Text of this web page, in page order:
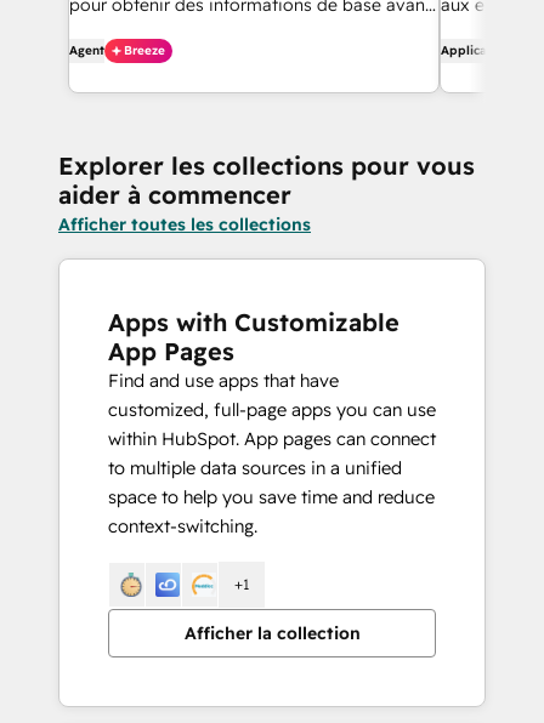
pour obtenir des informations de base avant
de les contacter.
Agent Breeze
aux
biais de
aperçus de
Application
Explorer les collections pour vous
aider à commencer
Afficher toutes les collections
Apps with Customizable
App Pages
Find and use apps that have
customized, full-page apps you can use
within HubSpot. App pages can connect
to multiple data sources in a unified
space to help you save time and reduce
context-switching.
Afficher la collection
+1